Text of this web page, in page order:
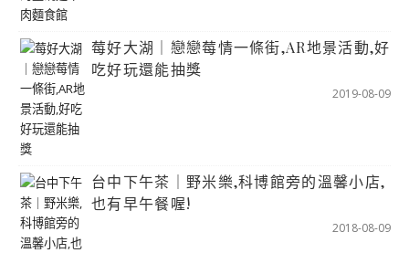
莓好大湖｜戀戀莓情一條街,AR地景活動,好
吃好玩還能抽獎
2019-08-09
台中下午茶｜野米樂,科博館旁的溫馨小店,
也有早午餐喔!
2018-08-09